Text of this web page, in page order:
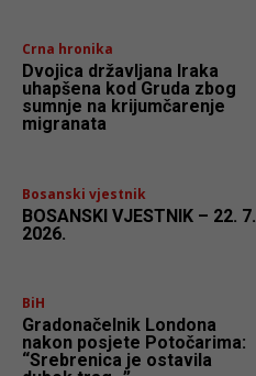
Crna hronika
Dvojica državljana Iraka
uhapšena kod Gruda zbog
sumnje na krijumčarenje
migranata
Bosanski vjestnik
BOSANSKI VJESTNIK – 22. 7.
2026.
BiH
Gradonačelnik Londona
nakon posjete Potočarima:
“Srebrenica je ostavila